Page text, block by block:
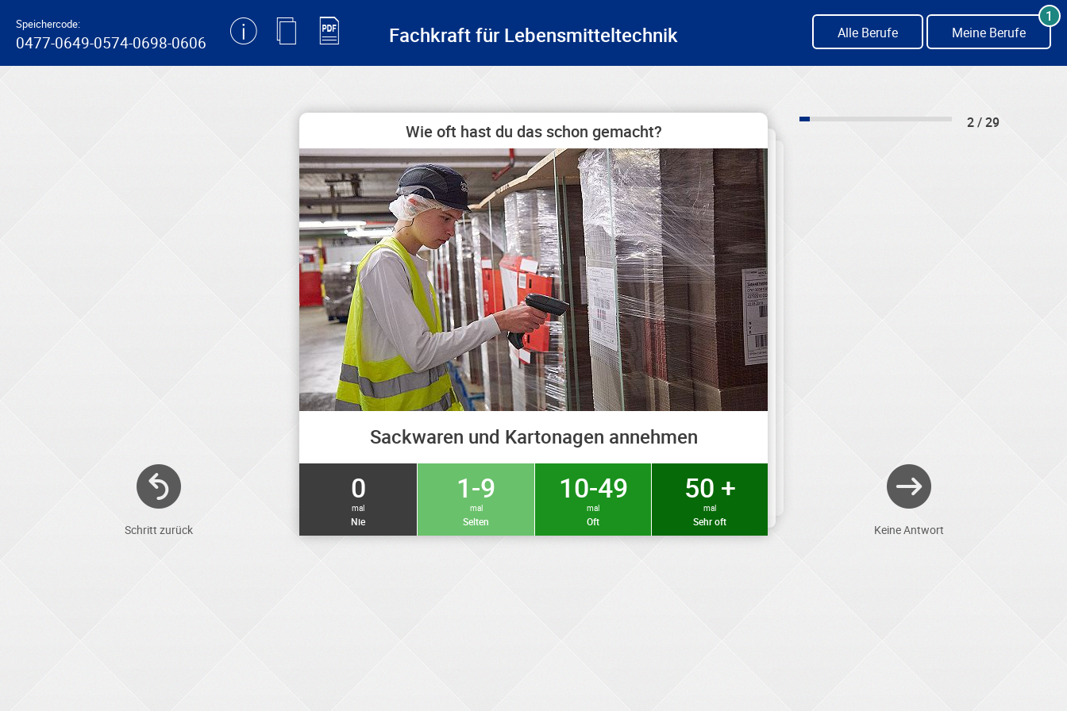
Speichercode:
0477-0649-0574-0698-0606 Fachkraft für Lebensmitteltechnik Alle Berufe Meine Berufe
1
Schritt zurück
Wie oft hast du das schon gemacht?
Sackwaren und Kartonagen annehmen
0
mal
Nie
1-9
mal
Selten
10-49
mal
Oft
50 +
mal
Sehr oft
2 / 29
Keine Antwort